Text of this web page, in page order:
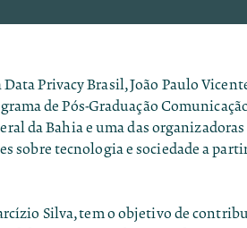
Privacy Brasil, João Paulo
de Pós-Graduação
da Bahia e uma das
sobre tecnologia e sociedade a
Silva, tem o objetivo de